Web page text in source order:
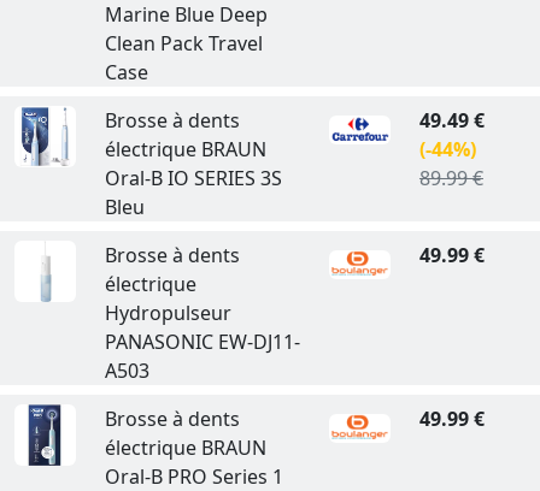
Marine Blue Deep
Clean Pack Travel
Case
Brosse à dents
électrique BRAUN
Oral-B IO SERIES 3S
Bleu
49.49 €
(-44%)
89.99 €
Brosse à dents
électrique
Hydropulseur
PANASONIC EW-DJ11-
A503
49.99 €
Brosse à dents
électrique BRAUN
Oral-B PRO Series 1
49.99 €